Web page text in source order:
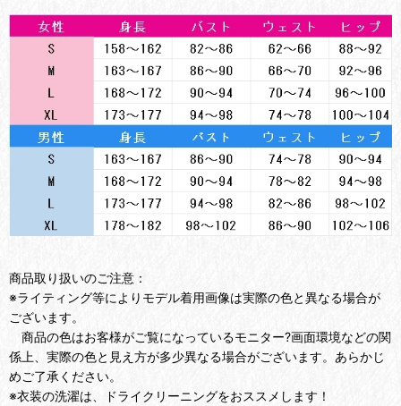
商品取り扱いのご注意：
※ライティング等によりモデル着用画像は実際の色と異なる場合が
ございます。
商品の色はお客様がご覧になっているモニター?画面環境などの関
係上、実際の色と見え方が多少異なる場合がございます。あらかじ
めご了承ください。
※衣装の洗濯は、ドライクリーニングをおススメします！